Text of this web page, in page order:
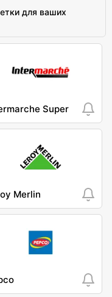
для ваших
Super
Merlin